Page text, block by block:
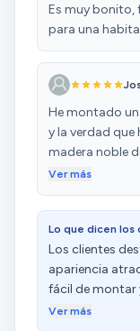
Es muy bonito,
para una
He montado
y la verdad que
madera noble
de ikea o
año montados
demas, no son
bien la verdad,
Ver más
Lo que dicen los
Los clientes
apariencia
fácil de montar
Ver más